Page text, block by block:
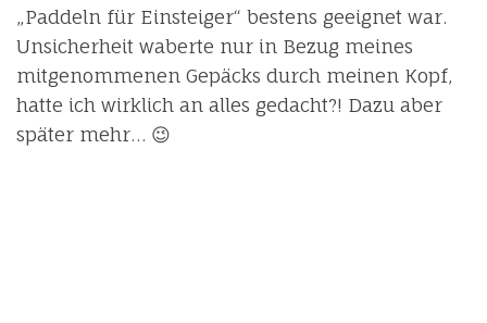
„Paddeln für Einsteiger“ bestens geeignet war.
Unsicherheit waberte nur in Bezug meines
mitgenommenen Gepäcks durch meinen Kopf,
hatte ich wirklich an alles gedacht?! Dazu aber
später mehr… 😉